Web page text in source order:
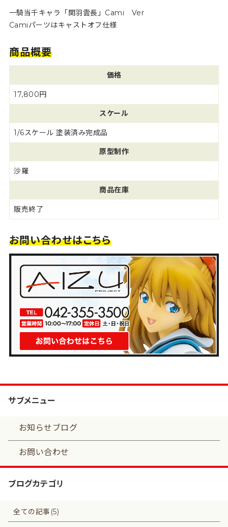
一騎当千キャラ「関羽雲長」Cami Ver
Camiパーツはキャストオフ仕様
商品概要
価格
17,800円
スケール
1/6スケール 塗装済み完成品
原型制作
沙羅
商品在庫
販売終了
お問い合わせはこちら
サブメニュー
お知らせブログ
お問い合わせ
ブログカテゴリ
全ての記事(5)